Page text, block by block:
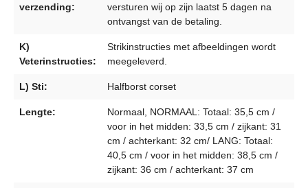
verzending:
versturen wij op zijn laatst 5 dagen na
ontvangst van de betaling.
K)
Veterinstructies:
Strikinstructies met afbeeldingen wordt
meegeleverd.
L) Sti: Halfborst corset
Lengte:
Normaal, NORMAAL: Totaal: 35,5 cm /
voor in het midden: 33,5 cm / zijkant: 31
cm / achterkant: 32 cm/ LANG: Totaal:
40,5 cm / voor in het midden: 38,5 cm /
zijkant: 36 cm / achterkant: 37 cm